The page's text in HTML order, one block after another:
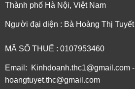
Thành phố Hà Nội, Việt Nam
Người đại diện : Bà Hoàng Thị Tuyết
MÃ SỐ THUẾ : 0107953460
Email: Kinhdoanh.thc1@gmail.com -
hoangtuyet.thc@gmail.com